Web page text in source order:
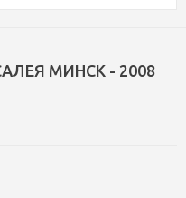
МИНСК - 2008